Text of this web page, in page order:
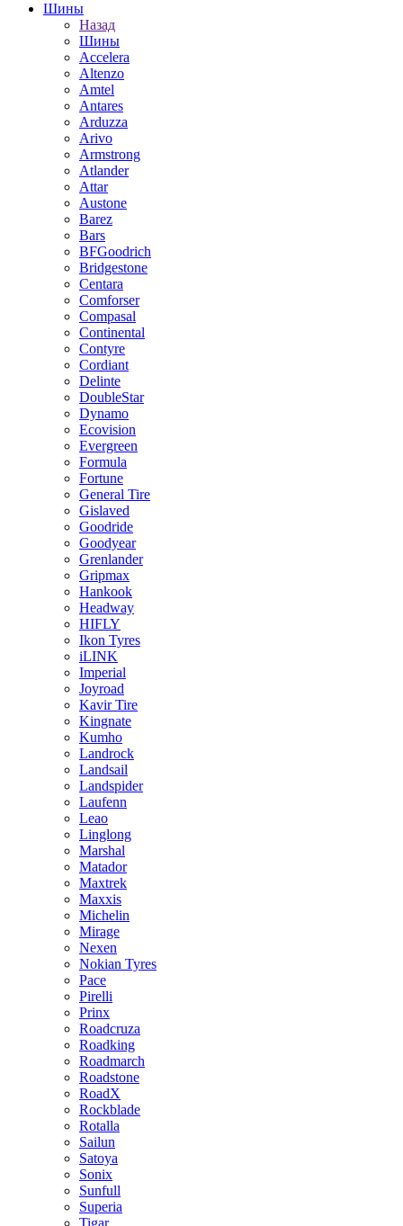
Шины
Назад
Шины
Accelera
Altenzo
Amtel
Antares
Arduzza
Arivo
Armstrong
Atlander
Attar
Austone
Barez
Bars
BFGoodrich
Bridgestone
Centara
Comforser
Compasal
Continental
Contyre
Cordiant
Delinte
DoubleStar
Dynamo
Ecovision
Evergreen
Formula
Fortune
General Tire
Gislaved
Goodride
Goodyear
Grenlander
Gripmax
Hankook
Headway
HIFLY
Ikon Tyres
iLINK
Imperial
Joyroad
Kavir Tire
Kingnate
Kumho
Landrock
Landsail
Landspider
Laufenn
Leao
Linglong
Marshal
Matador
Maxtrek
Maxxis
Michelin
Mirage
Nexen
Nokian Tyres
Pace
Pirelli
Prinx
Roadcruza
Roadking
Roadmarch
Roadstone
RoadX
Rockblade
Rotalla
Sailun
Satoya
Sonix
Sunfull
Superia
Tigar